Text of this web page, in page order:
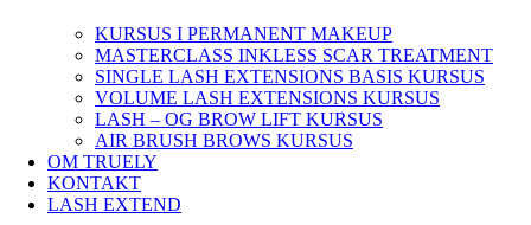
KURSUS I PERMANENT MAKEUP
MASTERCLASS INKLESS SCAR TREATMENT
SINGLE LASH EXTENSIONS BASIS KURSUS
VOLUME LASH EXTENSIONS KURSUS
LASH – OG BROW LIFT KURSUS
AIR BRUSH BROWS KURSUS
OM TRUELY
KONTAKT
LASH EXTEND